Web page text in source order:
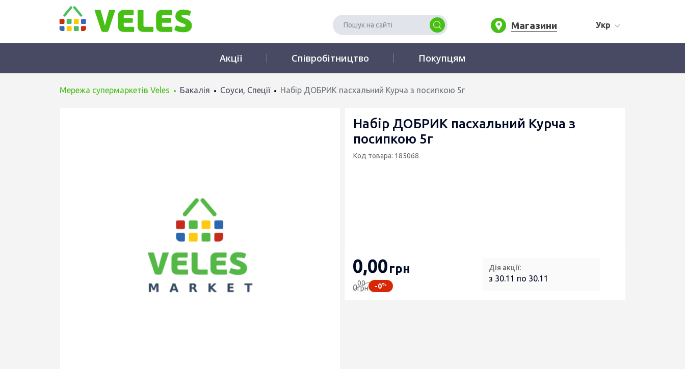
Магазини Укр
Акції Співробітництво Покупцям
Мережа супермаркетів Veles Бакалія Соуси, Спеції Набір ДОБРИК пасхальний Курча з посипкою 5г
Набір ДОБРИК пасхальний Курча з
посипкою 5г
Код товара: 185068
0,00грн
000
грн -0%
Дія акції:
з 30.11 по 30.11